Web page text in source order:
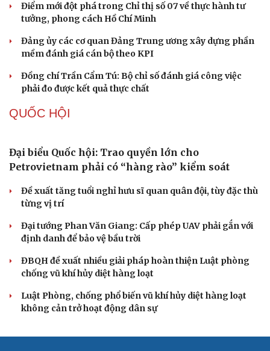
Cải chính
Điểm mới đột phá trong Chỉ thị số 07 về thực hành tư
tưởng, phong cách Hồ Chí Minh
Đảng ủy các cơ quan Đảng Trung ương xây dựng phần
mềm đánh giá cán bộ theo KPI
Đồng chí Trần Cẩm Tú: Bộ chỉ số đánh giá công việc
phải đo được kết quả thực chất
QUỐC HỘI
Đại biểu Quốc hội: Trao quyền lớn cho
Petrovietnam phải có “hàng rào” kiểm soát
Đề xuất tăng tuổi nghỉ hưu sĩ quan quân đội, tùy đặc thù
từng vị trí
Đại tướng Phan Văn Giang: Cấp phép UAV phải gắn với
định danh để bảo vệ bầu trời
ĐBQH đề xuất nhiều giải pháp hoàn thiện Luật phòng
chống vũ khí hủy diệt hàng loạt
Luật Phòng, chống phổ biến vũ khí hủy diệt hàng loạt
không cản trở hoạt động dân sự